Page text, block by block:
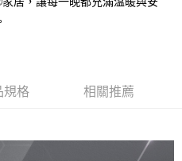
規格 相關推薦